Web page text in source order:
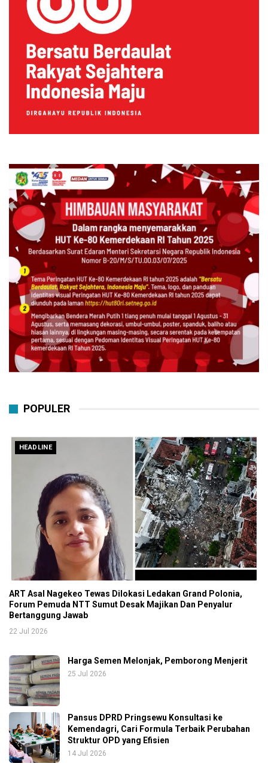
POPULER
HEADLINE
ART Asal Nagekeo Tewas Dilokasi Ledakan Grand Polonia,
Forum Pemuda NTT Sumut Desak Majikan Dan Penyalur
Bertanggung Jawab
22 Jul 2026
Harga Semen Melonjak, Pemborong Menjerit
25 Jul 2026
Pansus DPRD Pringsewu Konsultasi ke
Kemendagri, Cari Formula Terbaik Perubahan
Struktur OPD yang Efisien
14 Jul 2026